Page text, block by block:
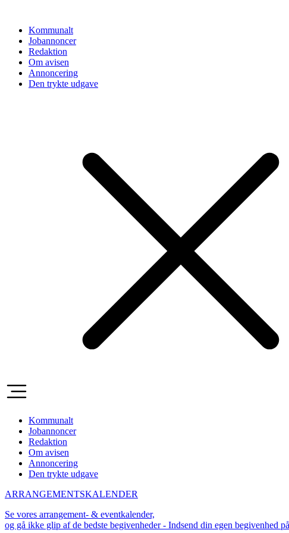
indholdKommunalt
Jobannoncer
Redaktion
Om avisen
Annoncering
Den trykte udgave
Kommunalt
Jobannoncer
Redaktion
Om avisen
Annoncering
Den trykte udgave
ARRANGEMENTSKALENDER
Se vores arrangement- & eventkalender,
og gå ikke glip af de bedste begivenheder - Indsend din egen